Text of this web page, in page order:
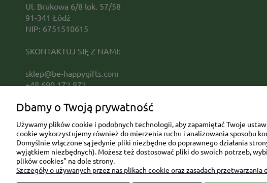
Ul. Brukowa 6/8 lok. 57/58
91-341 Łódź
NIP: 6751510615
SKONTAKTUJ SIĘ Z NAMI:
sklep@be-happygifts.com
+48 690 172 872
Dbamy o Twoją prywatność
Używamy plików cookie i podobnych technologii, aby zapamiętać Twoje
cookie wykorzystujemy również do mierzenia ruchu i analizowania sposobu
Domyślnie włączone są jedynie pliki niezbędne do poprawnego działania
wyjątkiem niezbędnych). Możesz też dostosować pliki do swoich potrzeb,
plików cookies" na dole strony.
Szczegóły o używanych przez nas plikach cookie oraz zasadach